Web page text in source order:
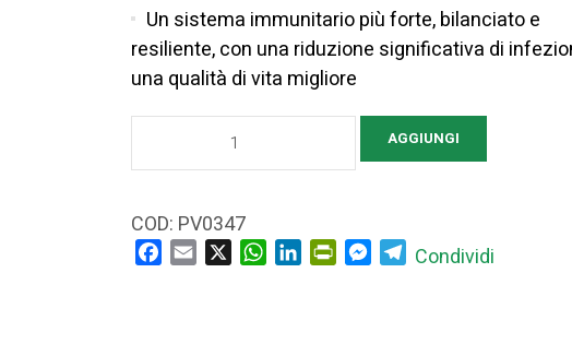
Un sistema immunitario più forte, bilanciato e
resiliente, con una riduzione significativa di
una qualità di vita migliore
IL
SISTEMA
AGGIUNGI
COD: PV0347
Facebook
Email WhatsApp
LinkedInPrintFriendly
Messenger
Telegram
Condividi